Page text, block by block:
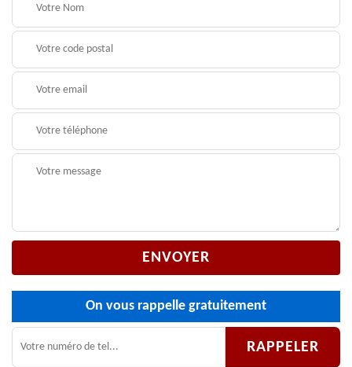
On vous rappelle gratuitement